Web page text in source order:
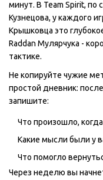
минут. В Team Spirit, по
Кузнецова, у каждого
Крышковца это
Raddan Мулярчука -
тактике.
Не копируйте чужие
простой дневник:
запишите:
Что произошло,
Какие мысли были у
Что помогло
Через неделю вы